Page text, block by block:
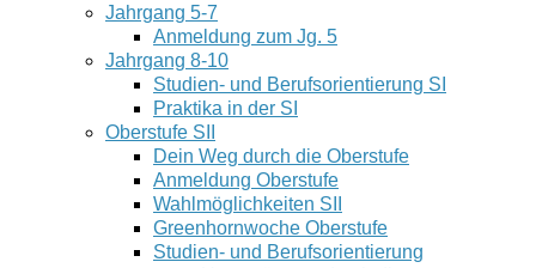
Jahrgang 5-7
Anmeldung zum Jg. 5
Jahrgang 8-10
Studien- und Berufsorientierung SI
Praktika in der SI
Oberstufe SII
Dein Weg durch die Oberstufe
Anmeldung Oberstufe
Wahlmöglichkeiten SII
Greenhornwoche Oberstufe
Studien- und Berufsorientierung